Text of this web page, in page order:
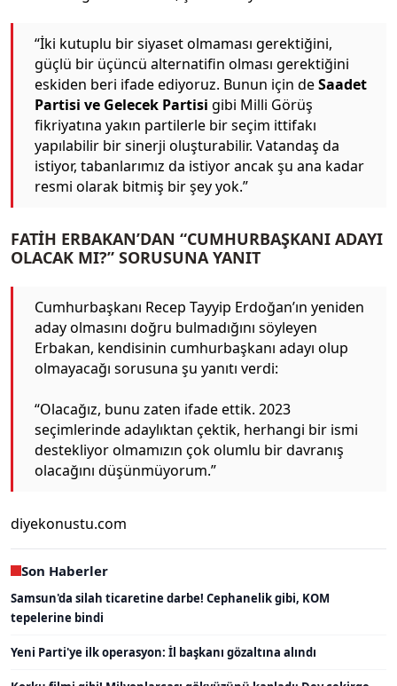
“İki kutuplu bir siyaset olmaması gerektiğini,
güçlü bir üçüncü alternatifin olması gerektiğini
eskiden beri ifade ediyoruz. Bunun için deSaadet
Partisi ve Gelecek Partisi gibi Milli Görüş
fikriyatına yakın partilerle bir seçim ittifakı
yapılabilir bir sinerji oluşturabilir. Vatandaş da
istiyor, tabanlarımız da istiyor ancak şu ana kadar
resmi olarak bitmiş bir şey yok.”
FATİH ERBAKAN’DAN “CUMHURBAŞKANI ADAYI
OLACAK MI?” SORUSUNA YANIT
Cumhurbaşkanı Recep Tayyip Erdoğan’ın yeniden
aday olmasını doğru bulmadığını söyleyen
Erbakan, kendisinin cumhurbaşkanı adayı olup
olmayacağı sorusuna şu yanıtı verdi:
“Olacağız, bunu zaten ifade ettik. 2023
seçimlerinde adaylıktan çektik, herhangi bir ismi
destekliyor olmamızın çok olumlu bir davranış
olacağını düşünmüyorum.”
diyekonustu.com
Son Haberler
Samsun'da silah ticaretine darbe! Cephanelik gibi, KOM
tepelerine bindi
Yeni Parti'ye ilk operasyon: İl başkanı gözaltına alındı